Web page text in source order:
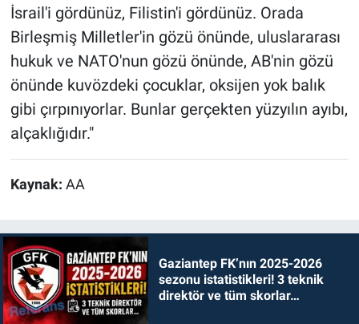
İsrail'i gördünüz, Filistin'i gördünüz. Orada
Birleşmiş Milletler'in gözü önünde, uluslararası
hukuk ve NATO'nun gözü önünde, AB'nin gözü
önünde kuvözdeki çocuklar, oksijen yok balık
gibi çırpınıyorlar. Bunlar gerçekten yüzyılın ayıbı,
alçaklığıdır."
Kaynak: AA
Gaziantep FK’nın 2025-2026
sezonu istatistikleri! 3 teknik
direktör ve tüm skorlar…